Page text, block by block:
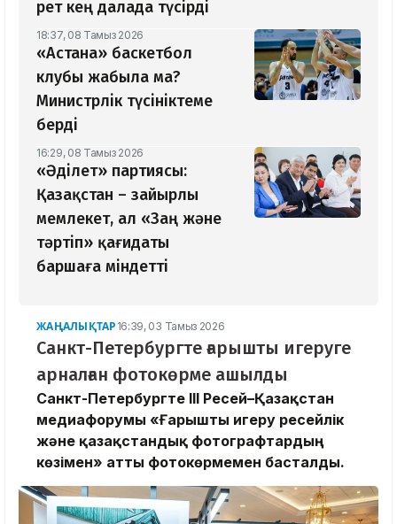
рет кең далада түсірді
18:37, 08 Тамыз 2026
«Астана» баскетбол
клубы жабыла ма?
Министрлік түсініктеме
берді
16:29, 08 Тамыз 2026
«Әділет» партиясы:
Қазақстан – зайырлы
мемлекет, ал «Заң және
тәртіп» қағидаты
баршаға міндетті
ЖАҢАЛЫҚТАР 16:39, 03 Тамыз 2026
Санкт-Петербургте ғарышты игеруге
арналған фотокөрме ашылды
Санкт-Петербургте III Ресей–Қазақстан
медиафорумы «Ғарышты игеру ресейлік
және қазақстандық фотографтардың
көзімен» атты фотокөрмемен басталды.